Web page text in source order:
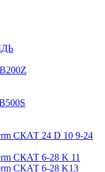
СКАТ 24 D 10 9-24
СКАТ 6-28 K 11
СКАТ 6-28 K13